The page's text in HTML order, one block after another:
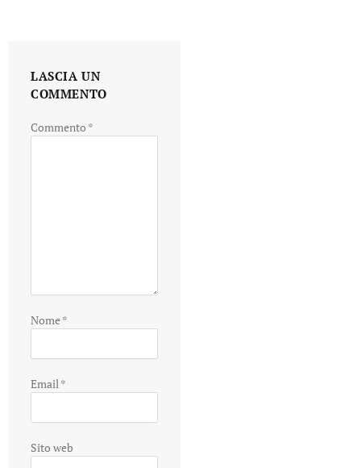
LASCIA UN
COMMENTO
Commento *
Nome*
Email*
Sito web